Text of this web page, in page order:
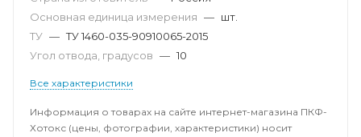
Основная единица измерения — шт.
ТУ — ТУ 1460-035-90910065-2015
Угол отвода, градусов — 10
Все характеристики
Информация о товарах на сайте интернет-магазина ПКФ-
Хотокс (цены, фотографии, характеристики) носит